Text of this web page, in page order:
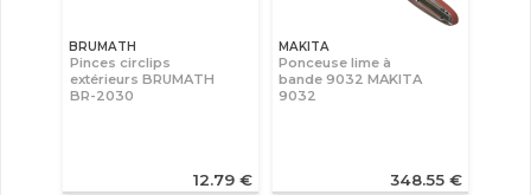
BRUMATH
Pinces circlips
extérieurs BRUMATH
BR-2030
12.79 €
MAKITA
Ponceuse lime à
bande 9032 MAKITA
9032
348.55 €